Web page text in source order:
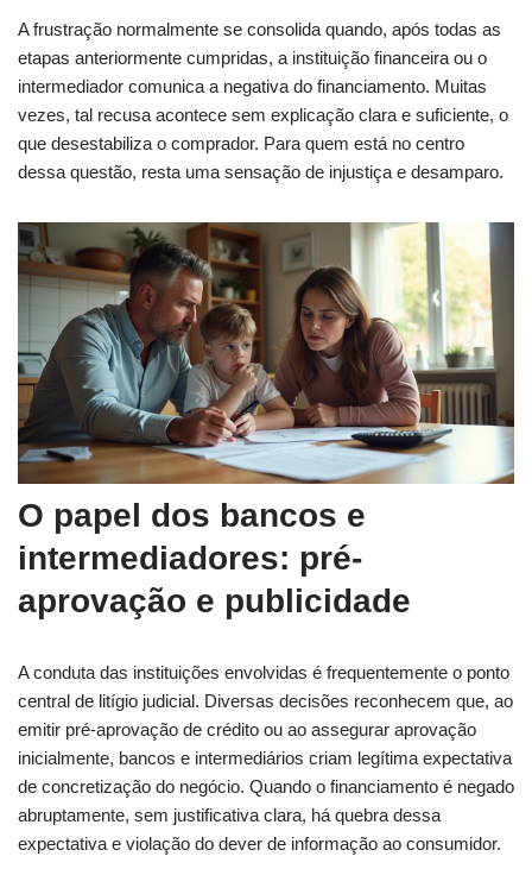
A frustração normalmente se consolida quando, após todas as
etapas anteriormente cumpridas, a instituição financeira ou o
intermediador comunica a negativa do financiamento. Muitas
vezes, tal recusa acontece sem explicação clara e suficiente, o
que desestabiliza o comprador. Para quem está no centro
dessa questão, resta uma sensação de injustiça e desamparo.
O papel dos bancos e
intermediadores: pré-
aprovação e publicidade
A conduta das instituições envolvidas é frequentemente o ponto
central de litígio judicial. Diversas decisões reconhecem que, ao
emitir pré-aprovação de crédito ou ao assegurar aprovação
inicialmente, bancos e intermediários criam legítima expectativa
de concretização do negócio. Quando o financiamento é negado
abruptamente, sem justificativa clara, há quebra dessa
expectativa e violação do dever de informação ao consumidor.